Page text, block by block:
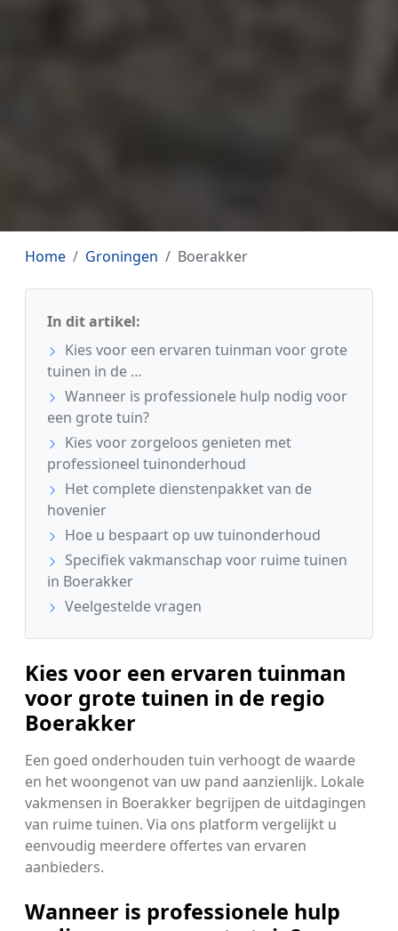
Home Groningen Boerakker
In dit artikel:
Kies voor een ervaren tuinman voor grote
tuinen in de …
Wanneer is professionele hulp nodig voor
een grote tuin?
Kies voor zorgeloos genieten met
professioneel tuinonderhoud
Het complete dienstenpakket van de
hovenier
Hoe u bespaart op uw tuinonderhoud
Specifiek vakmanschap voor ruime tuinen
in Boerakker
Veelgestelde vragen
Kies voor een ervaren tuinman
voor grote tuinen in de regio
Boerakker
Een goed onderhouden tuin verhoogt de waarde
en het woongenot van uw pand aanzienlijk. Lokale
vakmensen in Boerakker begrijpen de uitdagingen
van ruime tuinen. Via ons platform vergelijkt u
eenvoudig meerdere offertes van ervaren
aanbieders.
Wanneer is professionele hulp